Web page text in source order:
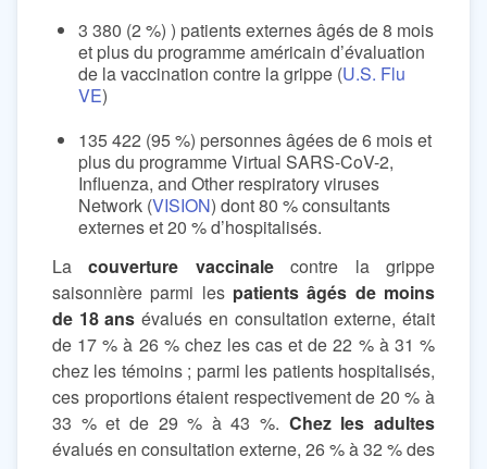
3 380 (2 %) ) patients externes âgés de 8 mois
et plus du programme américain d’évaluation
de la vaccination contre la grippe (U.S. Flu
VE)
135 422 (95 %) personnes âgées de 6 mois et
plus du programme Virtual SARS-CoV-2,
Influenza, and Other respiratory viruses
Network (VISION) dont 80 % consultants
externes et 20 % d’hospitalisés.
Lacouverture vaccinalecontre la grippe
saisonnière parmi les patients âgés de moins
de 18 ans évalués en consultation externe, était
de 17 % à 26 % chez les cas et de 22 % à 31 %
chez les témoins ; parmi les patients hospitalisés,
ces proportions étaient respectivement de 20 % à
33 % et de 29 % à 43 %. Chez les adultes
évalués en consultation externe, 26 % à 32 % des